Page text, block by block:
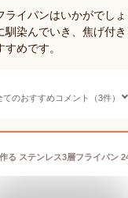
ライパンはいかがでし
馴染んでいき、焦げ付
めです。
てのおすすめコメント（3件）